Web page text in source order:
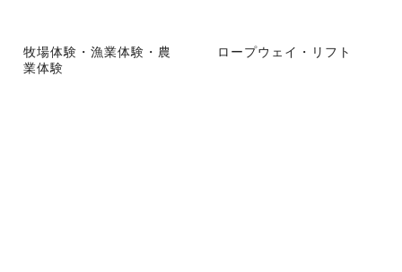
牧場体験・漁業体験・農
業体験
ロープウェイ・リフト